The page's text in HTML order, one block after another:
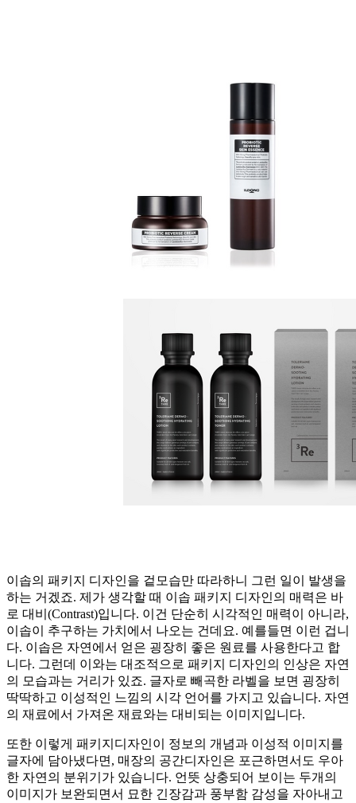
이솝의 패키지 디자인을 겉모습만 따라하니 그런 일이 발생을
하는 거겠죠. 제가 생각할 때 이솝 패키지 디자인의 매력은 바
로 대비(Contrast)입니다. 이건 단순히 시각적인 매력이 아니라,
이솝이 추구하는 가치에서 나오는 건데요. 예를들면 이런 겁니
다. 이솝은 자연에서 얻은 굉장히 좋은 원료를 사용한다고 합
니다. 그런데 이와는 대조적으로 패키지 디자인의 인상은 자연
의 모습과는 거리가 있죠. 글자로 빼곡한 라벨을 보면 굉장히
딱딱하고 이성적인 느낌의 시각 언어를 가지고 있습니다. 자연
의 재료에서 가져온 재료와는 대비되는 이미지입니다.
또한 이렇게 패키지디자인이 정보의 개념과 이성적 이미지를
글자에 담아냈다면, 매장의 공간디자인은 포근하면서도 우아
한 자연의 분위기가 있습니다. 언뜻 상충되어 보이는 두개의
이미지가 보완되면서 묘한 긴장감과 풍부함 감성을 자아내고